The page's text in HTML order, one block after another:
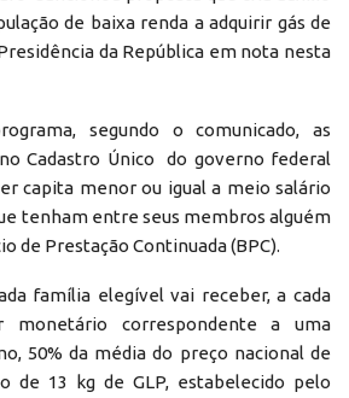
de baixa renda a adquirir gás de
da República em nota nesta
segundo o comunicado, as
Cadastro Único do governo federal
capita menor ou igual a meio salário
tenham entre seus membros alguém
de Prestação Continuada (BPC).
família elegível vai receber, a cada
monetário correspondente a uma
50% da média do preço nacional de
de 13 kg de GLP, estabelecido pelo